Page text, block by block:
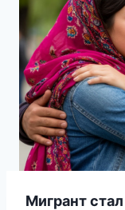
Мигрант